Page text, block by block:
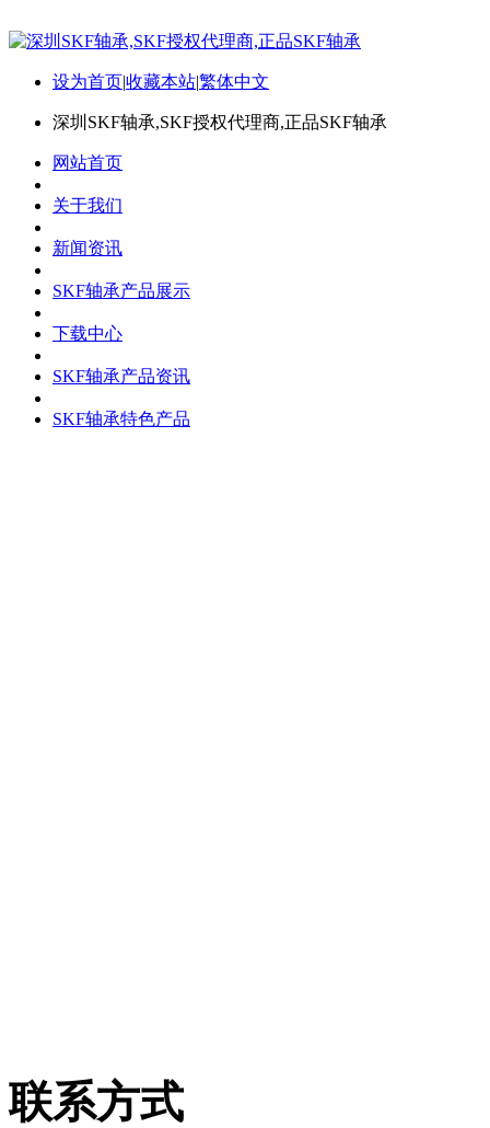
设为首页|收藏本站|繁体中文
深圳SKF轴承,SKF授权代理商,正品SKF轴承
网站首页
关于我们
新闻资讯
SKF轴承产品展示
下载中心
SKF轴承产品资讯
SKF轴承特色产品
联系方式